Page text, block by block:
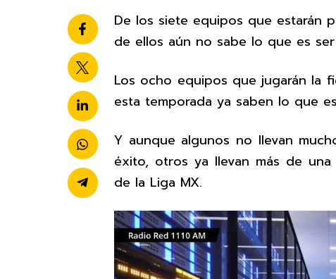
De los siete equipos que estarán
de ellos aún no sabe lo que es
Los ocho equipos que jugarán la
esta temporada ya saben lo que
Y aunque algunos no llevan
éxito, otros ya llevan más de
de la Liga MX.